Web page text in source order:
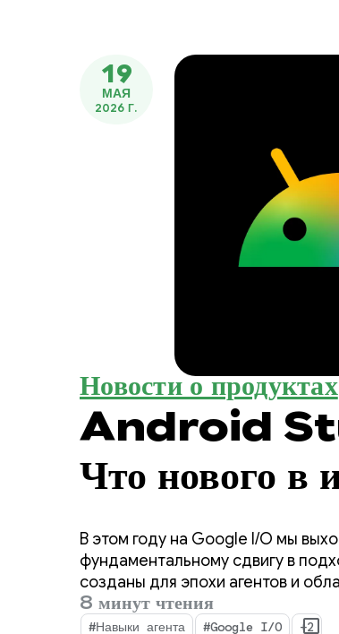
19
МАЯ
2026 Г.
Новости о продуктах
Android
Что нового в
В этом году на Google I/O мы
фундаментальному сдвигу в
созданы для эпохи агентов и
для вас как разработчика
развертываемых в вашем коде.
8 минут чтения
#Навыки агента #Google I/O +2